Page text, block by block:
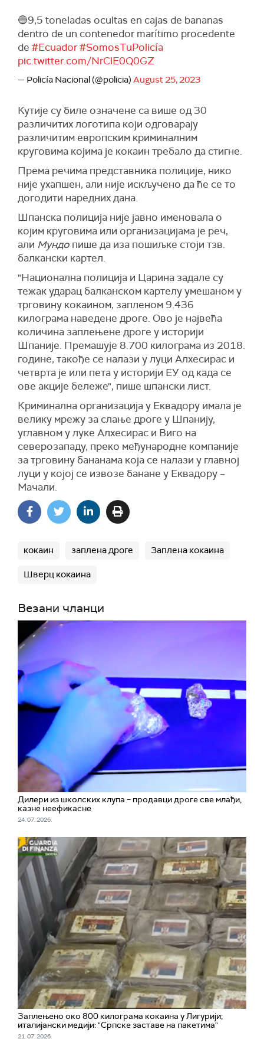
🔵9,5 toneladas ocultas en cajas de bananas
dentro de un contenedor marítimo procedente
de #Ecuador#SomosTuPolicía
pic.twitter.com/NrClE0Q0GZ
— Policía Nacional (@policia) August 25, 2023
Кутије су биле означене са више од 30
различитих логотипа који одговарају
различитим европским криминалним
круговима којима је кокаин требало да стигне.
Према речима представника полиције, нико
није ухапшен, али није искључено да ће се то
догодити наредних дана.
Шпанска полиција није јавно именовала о
којим круговима или организацијама је реч,
али Мундо пише да иза пошиљке стоји тзв.
балкански картел.
"Национална полиција и Царина задале су
тежак ударац балканском картелу умешаном у
трговину кокаином, запленом 9.436
килограма наведене дроге. Ово је највећа
количина заплењене дроге у историји
Шпаније. Премашује 8.700 килограма из 2018.
године, такође се налази у луци Алхесирас и
четврта је или пета у историји ЕУ од када се
ове акције бележе", пише шпански лист.
Криминална организација у Еквадору имала је
велику мрежу за слање дроге у Шпанију,
углавном у луке Алхесирас и Виго на
северозападу, преко међународне компаније
за трговину бананама која се налази у главној
луци у којој се извозе банане у Еквадору –
Мачали.
кокаин заплена дроге Заплена кокаина
Шверц кокаина
Везани чланци
Дилери из школских клупа – продавци дроге све млађи,
казне неефикасне
24. 07. 2026.
Заплењено око 800 килограма кокаина у Лигурији;
италијански медији: "Српске заставе на пакетима"
21. 07. 2026.